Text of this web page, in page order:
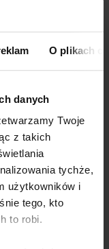
O plikach
danych
Twoje
z takich
tychże,
użytkowników i
tego, kto
to robi.